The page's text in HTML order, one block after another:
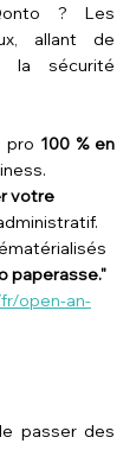
? Les
allant de
la sécurité
pro 100 % en
votre
paperasse."
open-an-
passer des